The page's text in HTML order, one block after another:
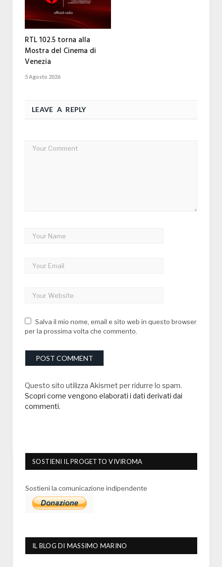
RTL 102.5 torna alla
Mostra del Cinema di
Venezia
5 Agosto 2026
LEAVE A REPLY
Salva il mio nome, email e sito web in questo browser
per la prossima volta che commento.
Questo sito utilizza Akismet per ridurre lo spam.
Scopri come vengono elaborati i dati derivati dai
commenti.
SOSTIENI IL PROGETTO VIVIROMA
Sostieni la comunicazione indipendente
IL BLOG DI MASSIMO MARINO